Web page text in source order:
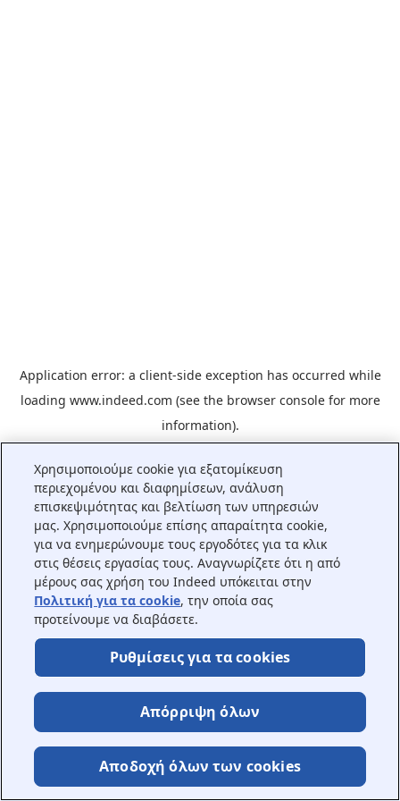
Application error: a client-side exception has occurred while
loading www.indeed.com (see the browser consolefor more
information).
Χρησιμοποιούμε cookie για εξατομίκευση
περιεχομένου και διαφημίσεων, ανάλυση
επισκεψιμότητας και βελτίωση των υπηρεσιών
μας. Χρησιμοποιούμε επίσης απαραίτητα cookie,
για να ενημερώνουμε τους εργοδότες για τα κλικ
στις θέσεις εργασίας τους. Αναγνωρίζετε ότι η από
μέρους σας χρήση του Indeed υπόκειται στην
Πολιτική για τα cookie, την οποία σας
προτείνουμε να διαβάσετε.
Ρυθμίσεις για τα cookies
Απόρριψη όλων
Αποδοχή όλων των cookies